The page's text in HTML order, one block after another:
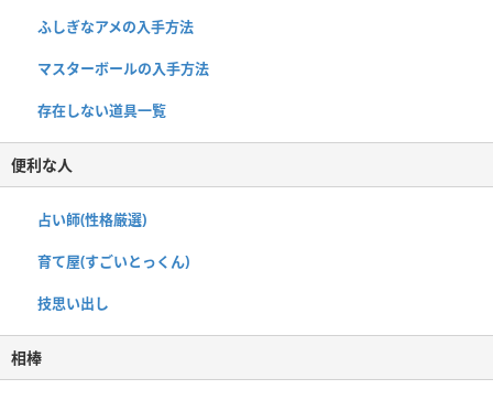
ふしぎなアメの入手方法
マスターボールの入手方法
存在しない道具一覧
便利な人
占い師(性格厳選)
育て屋(すごいとっくん)
技思い出し
相棒